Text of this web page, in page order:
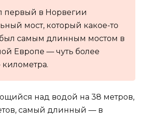
первый в Норвегии
мост, который какое-то
самым длинным мостом в
Европе — чуть более
километра.
над водой на 38 метров,
самый длинный — в